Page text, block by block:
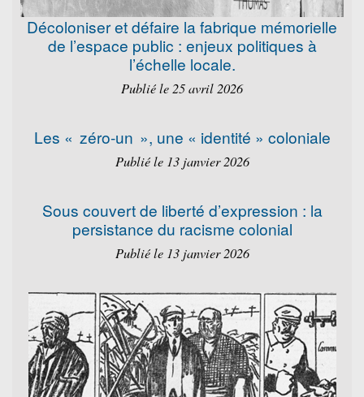
Décoloniser et défaire la fabrique mémorielle
de l’espace public : enjeux politiques à
l’échelle locale.
Publié le 25 avril 2026
Les « zéro-un », une « identité » coloniale
Publié le 13 janvier 2026
Sous couvert de liberté d’expression : la
persistance du racisme colonial
Publié le 13 janvier 2026